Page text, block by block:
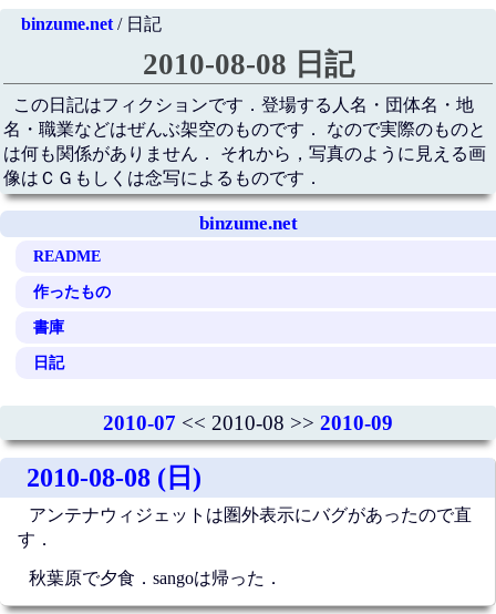
binzume.net/ 日記
2010-08-08 日記
この日記はフィクションです．登場する人名・団体名・地
名・職業などはぜんぶ架空のものです． なので実際のものと
は何も関係がありません． それから，写真のように見える画
像はＣＧもしくは念写によるものです．
binzume.net
README
作ったもの
書庫
日記
2010-07 << 2010-08 >> 2010-09
2010-08-08 (日)
アンテナウィジェットは圏外表示にバグがあったので直
す．
秋葉原で夕食．sangoは帰った．